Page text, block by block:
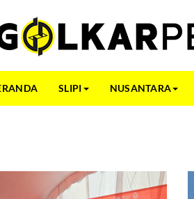
SLIPI NUSANTARA